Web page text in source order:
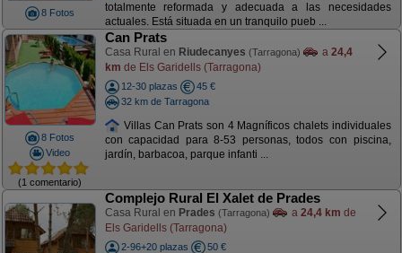
8 Fotos
totalmente reformada y adecuada a las necesidades
actuales. Está situada en un tranquilo pueb ...
8 Fotos
Video
(1 comentario)
Can Prats
Casa Rural en Riudecanyes (Tarragona) a 24,4
km de Els Garidells (Tarragona)
12-30 plazas
45 €
32 km de Tarragona
Villas Can Prats son 4 Magníficos chalets individuales
con capacidad para 8-53 personas, todos con piscina,
jardín, barbacoa, parque infanti ...
Complejo Rural El Xalet de Prades
Casa Rural en Prades (Tarragona) a 24,4 km de
Els Garidells (Tarragona)
2-96+20 plazas
50 €